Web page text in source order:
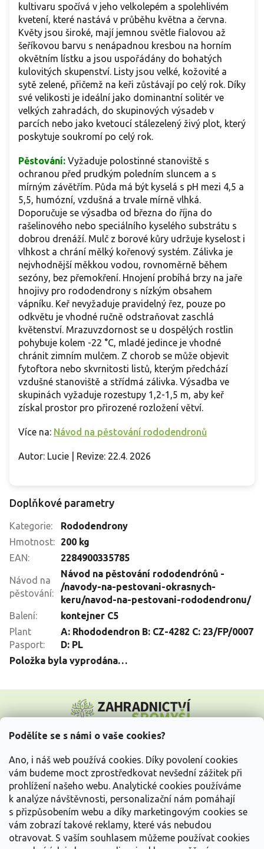
Podělíte se s námi o vaše cookies?
Ano, i náš web používá cookies. Díky povolení cookies
vám budeme moct zprostředkovat nevšední zážitek při
prohlížení našeho webu. Analytické cookies používáme
k analýze návštěvnosti, personalizační nám pomáhají
s přizpůsobením webu a díky marketingovým cookies se
vám zobrazí takové reklamy, které vás nebudou
otravovat. S vaším souhlasem můžeme používat cookies
kultivaru spočívá v jeho velkolepém a spolehlivém
kvetení, které nastává v průběhu května a června.
Květy jsou široké, mají jemnou světle fialovou až
šeříkovou barvu s nenápadnou kresbou na horním
okvětním lístku a jsou uspořádány do bohatých
kulovitých skupenství. Listy jsou velké, kožovité a
sytě zelené, přičemž na keři zůstávají po celý rok. Díky
své velikosti je ideální jako dominantní solitér ve
velkých zahradách, do skupinových výsadeb v
parcích nebo jako kvetoucí stálezelený živý plot, který
poskytuje soukromí po celý rok.
Pěstování: Vyžaduje polostinné stanoviště s
ochranou před prudkým poledním sluncem a s
mírným závětřím. Půda má být kyselá s pH mezi 4,5 a
5,5, humózní, vzdušná a trvale mírně vlhká.
Doporučuje se výsadba od března do října do
rašelinového nebo speciálního kyselého substrátu s
dobrou drenáží. Mulč z borové kůry udržuje kyselost i
vlhkost a chrání mělký kořenový systém. Zálivka je
nejvhodnější měkkou vodou, rovnoměrně během
sezóny, bez přemokření. Hnojení probíhá brzy na jaře
hnojivy pro rododendrony s nízkým obsahem
vápníku. Keř nevyžaduje pravidelný řez, pouze po
odkvětu je vhodné ručně odstraňovat zaschlá
květenství. Mrazuvzdornost se u dospělých rostlin
pohybuje kolem -22 °C, mladé jedince je vhodné
chránit zimním mulčem. Z chorob se může objevit
fytoftora nebo skvrnitosti listů, kterým předchází
vzdušné stanoviště a střídmá zálivka. Výsadba ve
skupinách vyžaduje rozestupy 1,2-1,5 m, aby keř
získal prostor pro přirozené rozložení větví.
Více na: Návod na pěstování rododendronů
Autor: Lucie | Revize: 22.4. 2026
Doplňkové parametry
Kategorie:
Rododendrony
Hmotnost:
200 kg
EAN: 2284900335785
Návod na
pěstování:
Návod na pěstování rododendrónů -
/navody-na-pestovani-okrasnych-
keru/navod-na-pestovani-rododendronu/
Balení:
kontejner C5
Plant
Pasport:
A: Rhododendron B: CZ-4282 C: 23/FP/0007
D: PL
Položka byla vyprodána…
p
Vše o nákupu
Informace pro Vás
Kontakujte nás